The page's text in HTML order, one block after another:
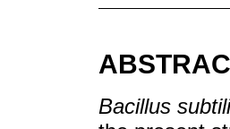
Bacillus